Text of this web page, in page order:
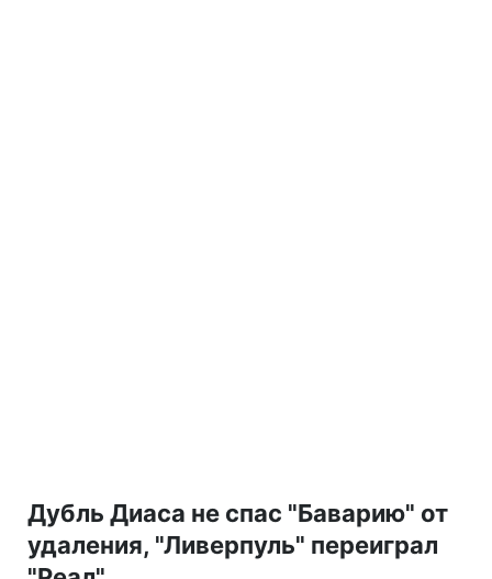
Дубль Диаса не спас "Баварию" от
удаления, "Ливерпуль" переиграл